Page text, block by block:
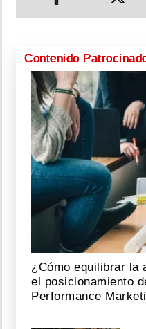
Contenido
¿Cómo equilibrar la
el posicionamiento
Performance